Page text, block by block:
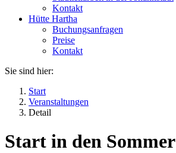
Kontakt
Hütte Hartha
Buchungsanfragen
Preise
Kontakt
Sie sind hier:
Start
Veranstaltungen
Detail
Start in den Sommer